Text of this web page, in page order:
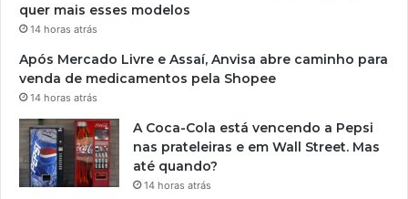
quer mais esses modelos
14 horas atrás
Após Mercado Livre e Assaí, Anvisa abre caminho para
venda de medicamentos pela Shopee
14 horas atrás
A Coca-Cola está vencendo a Pepsi
nas prateleiras e em Wall Street. Mas
até quando?
14 horas atrás